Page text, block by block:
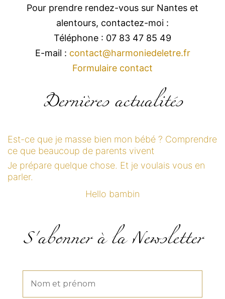
Pour prendre rendez-vous sur Nantes et
alentours, contactez-moi :
Téléphone : 07 83 47 85 49
E-mail : contact@harmoniedeletre.fr
Formulaire contact
Dernières actualités
Est-ce que je masse bien mon bébé ? Comprendre
ce que beaucoup de parents vivent
Je prépare quelque chose. Et je voulais vous en
parler.
Hello bambin
S'abonner à la Newsletter